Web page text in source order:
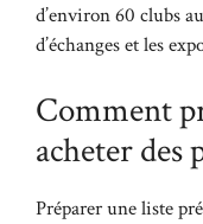
d’environ 60 clubs
d’échanges et les
Comment
acheter des
Préparer une liste